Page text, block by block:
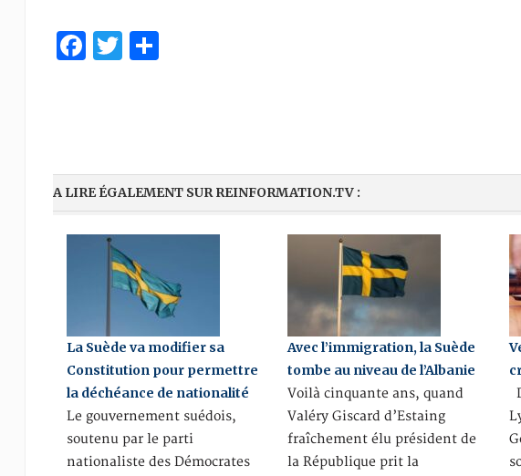
Facebook
Twitter
Partager
A LIRE ÉGALEMENT SUR REINFORMATION.TV :
La Suède va modifier sa
Constitution pour permettre
la déchéance de nationalité
Le gouvernement suédois,
soutenu par le parti
nationaliste des Démocrates
Avec l’immigration, la Suède
tombe au niveau de l’Albanie
Voilà cinquante ans, quand
Valéry Giscard d’Estaing
fraîchement élu président de
la République prit la